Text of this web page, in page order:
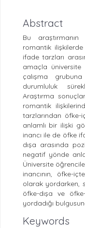
Abstract
Bu
romantik
ifade tarzları
amaçla üniversite
çalışma
durumluluk
Araştırma
romantik
tarzlarından
anlamlı bir ilişki
inancı ile de öfke
dışa arasında
negatif yönde
Üniversite
inancının, öfke-
olarak yordarken,
öfke-dışa ve
yordadığı
Keywords